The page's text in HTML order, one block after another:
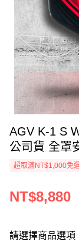
AGV K-1 S
公司貨 全罩
超取滿NT$1,000免
NT$8,880
請選擇商品選項